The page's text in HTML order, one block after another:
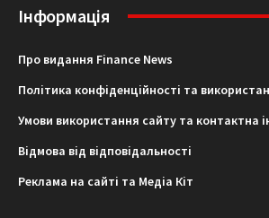
Інформація
Про видання Finance News
Політика конфіденційності та
Умови використання сайту та контактна
Відмова від відповідальності
Реклама на сайті та Медіа Кіт